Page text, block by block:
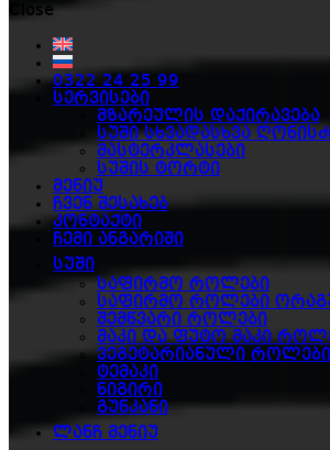
Close
0322 24 25 99
სერვისები
მზარეულის დაქირავება
სუში სხვადასხვა
მასტერკლასები
სუშის ტორტი
მენიუ
ჩვენ შესახებ
კონტაქტი
ჩემი ანგარიში
სუში
საფირმო როლები
საფირმო როლები
შემწვარი როლები
მაკი და ფუტო მაკი
ვეგეტარიანული როლები
ტემაკი
ნიგირი
გუნკანი
ლანჩ მენიუ